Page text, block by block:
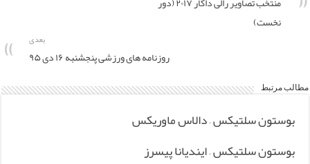
نخست)
بعدی
روزنامه های ورزشی پنجشنبه ۱۶ دی ۹۵
مطالب مرتبط
بوستون سلتیکس – دالاس ماوریکس
بوستون سلتیکس – ایندیانا پیسرز